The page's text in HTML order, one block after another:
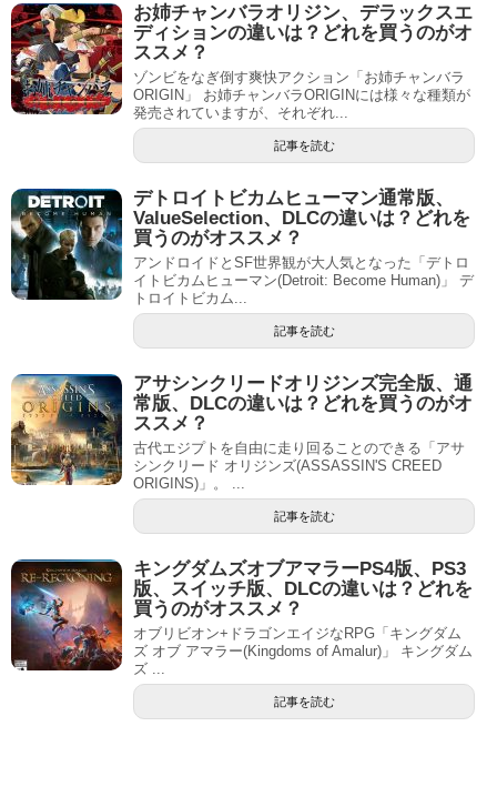
お姉チャンバラオリジン、デラックスエ
ディションの違いは？どれを買うのがオ
ススメ？
ゾンビをなぎ倒す爽快アクション「お姉チャンバラ
ORIGIN」 お姉チャンバラORIGINには様々な種類が
発売されていますが、それぞれ...
記事を読む
デトロイトビカムヒューマン通常版、
ValueSelection、DLCの違いは？どれを
買うのがオススメ？
アンドロイドとSF世界観が大人気となった「デトロ
イトビカムヒューマン(Detroit: Become Human)」 デ
トロイトビカム...
記事を読む
アサシンクリードオリジンズ完全版、通
常版、DLCの違いは？どれを買うのがオ
ススメ？
古代エジプトを自由に走り回ることのできる「アサ
シンクリード オリジンズ(ASSASSIN'S CREED
ORIGINS)」。 ...
記事を読む
キングダムズオブアマラーPS4版、PS3
版、スイッチ版、DLCの違いは？どれを
買うのがオススメ？
オブリビオン+ドラゴンエイジなRPG「キングダム
ズ オブ アマラー(Kingdoms of Amalur)」 キングダム
ズ ...
記事を読む